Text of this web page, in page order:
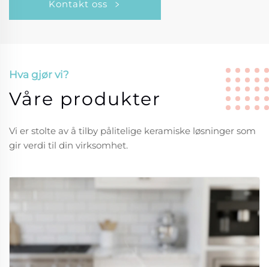
Kontakt oss
Hva gjør vi?
Våre produkter
Vi er stolte av å tilby pålitelige keramiske løsninger som
gir verdi til din virksomhet.